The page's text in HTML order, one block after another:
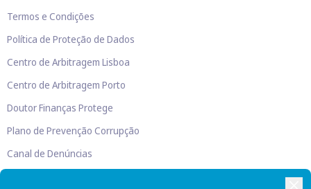
Termos e Condições
Política de Proteção de Dados
Centro de Arbitragem Lisboa
Centro de Arbitragem Porto
Doutor Finanças Protege
Plano de Prevenção Corrupção
Canal de Denúncias